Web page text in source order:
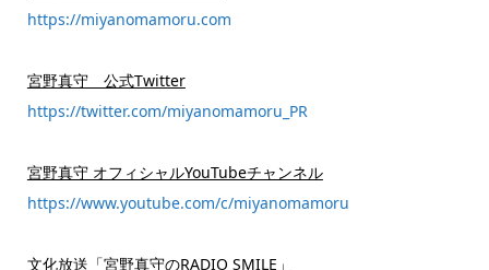
https://miyanomamoru.com
宮野真守 公式Twitter
https://twitter.com/miyanomamoru_PR
宮野真守 オフィシャルYouTubeチャンネル
https://www.youtube.com/c/miyanomamoru
文化放送「宮野真守のRADIO SMILE」